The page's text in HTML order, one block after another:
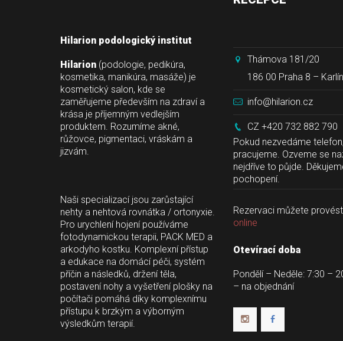
Hilarion podologický institut
Hilarion (podologie, pedikúra,
kosmetika, manikúra, masáže) je
kosmetický salon, kde se
zaměřujeme především na zdraví a
krása je příjemným vedlejším
produktem. Rozumíme akné,
růžovce, pigmentaci, vráskám a
jizvám.
Naši specializací jsou zarůstající
nehty a nehtová rovnátka / ortonyxie.
Pro urychlení hojení používáme
fotodynamickou terapii, PACK MED a
arkodyho kostku. Komplexní přístup
a edukace na domácí péči, systém
příčin a následků, držení těla,
postavení nohy a vyšetření plošky na
počítači pomáhá díky komplexnímu
přístupu k brzkým a výborným
výsledkům terapií.
Thámova 181/20
186 00 Praha 8 – Karlín
info@hilarion.cz
CZ +420 732 882 790
Pokud nezvedáme telefon,
pracujeme. Ozveme se
nejdříve to půjde.
pochopení.
Rezervaci můžete
online
Otevírací doba
Pondělí – Neděle: 7:30 –
– na objednání